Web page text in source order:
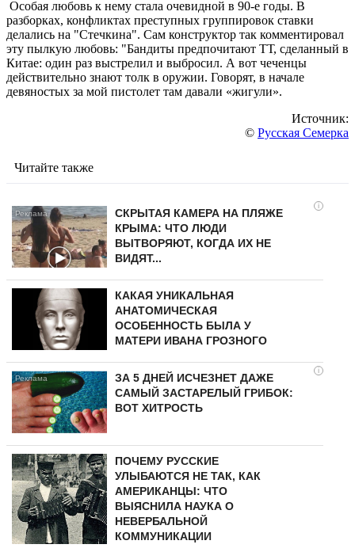
Особая любовь к нему стала очевидной в 90-е годы. В
разборках, конфликтах преступных группировок ставки
делались на "Стечкина". Сам конструктор так комментировал
эту пылкую любовь: "Бандиты предпочитают ТТ, сделанный в
Китае: один раз выстрелил и выбросил. А вот чеченцы
действительно знают толк в оружии. Говорят, в начале
девяностых за мой пистолет там давали «жигули».
Источник:
© Русская Семерка
Читайте также
i
СКРЫТАЯ КАМЕРА НА ПЛЯЖЕ
КРЫМА: ЧТО ЛЮДИ
ВЫТВОРЯЮТ, КОГДА ИХ НЕ
ВИДЯТ...
КАКАЯ УНИКАЛЬНАЯ
АНАТОМИЧЕСКАЯ
ОСОБЕННОСТЬ БЫЛА У
МАТЕРИ ИВАНА ГРОЗНОГО
i
ЗА 5 ДНЕЙ ИСЧЕЗНЕТ ДАЖЕ
САМЫЙ ЗАСТАРЕЛЫЙ ГРИБОК:
ВОТ ХИТРОСТЬ
ПОЧЕМУ РУССКИЕ
УЛЫБАЮТСЯ НЕ ТАК, КАК
АМЕРИКАНЦЫ: ЧТО
ВЫЯСНИЛА НАУКА О
НЕВЕРБАЛЬНОЙ
КОММУНИКАЦИИ